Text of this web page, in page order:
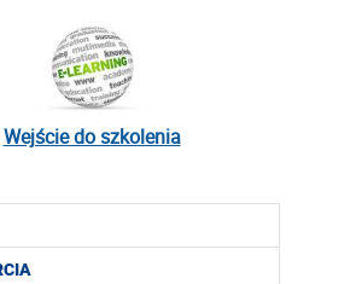
Wejście do szkolenia